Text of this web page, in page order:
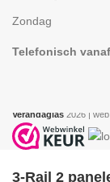
Zondag
Telefonisch
Verandaglas 2026 |
3-Rail 2